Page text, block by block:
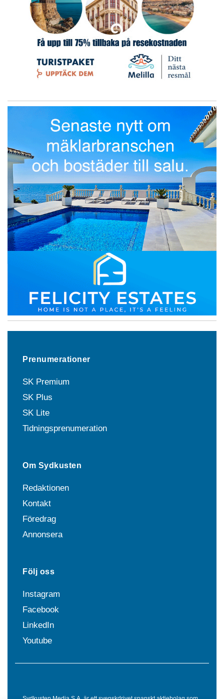
Prenumerationer
SK Premium
SK Plus
SK Lite
Tidningsprenumeration
Om Sydkusten
Redaktionen
Kontakt
Föredrag
Annonsera
Följ oss
Instagram
Facebook
LinkedIn
Youtube